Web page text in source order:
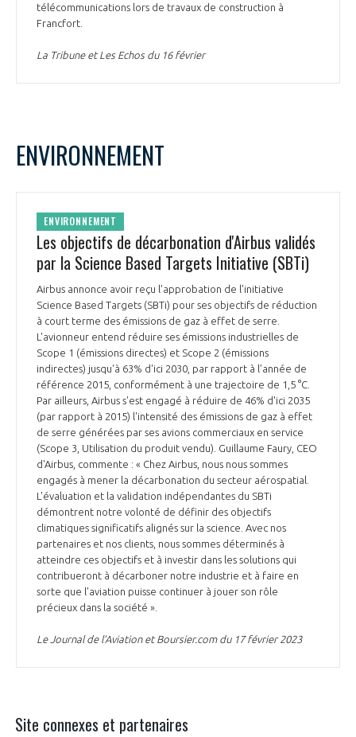
télécommunications lors de travaux de construction à
Francfort.
La Tribune et Les Echos du 16 février
ENVIRONNEMENT
ENVIRONNEMENT
Les objectifs de décarbonation d'Airbus validés
par la Science Based Targets Initiative (SBTi)
Airbus annonce avoir reçu l'approbation de l'initiative
Science Based Targets (SBTi) pour ses objectifs de réduction
à court terme des émissions de gaz à effet de serre.
L'avionneur entend réduire ses émissions industrielles de
Scope 1 (émissions directes) et Scope 2 (émissions
indirectes) jusqu'à 63% d'ici 2030, par rapport à l’année de
référence 2015, conformément à une trajectoire de 1,5 °C.
Par ailleurs, Airbus s'est engagé à réduire de 46% d'ici 2035
(par rapport à 2015) l'intensité des émissions de gaz à effet
de serre générées par ses avions commerciaux en service
(Scope 3, Utilisation du produit vendu). Guillaume Faury, CEO
d'Airbus, commente : « Chez Airbus, nous nous sommes
engagés à mener la décarbonation du secteur aérospatial.
L'évaluation et la validation indépendantes du SBTi
démontrent notre volonté de définir des objectifs
climatiques significatifs alignés sur la science. Avec nos
partenaires et nos clients, nous sommes déterminés à
atteindre ces objectifs et à investir dans les solutions qui
contribueront à décarboner notre industrie et à faire en
sorte que l'aviation puisse continuer à jouer son rôle
précieux dans la société ».
Le Journal de l’Aviation et Boursier.com du 17 février 2023
Site connexes et partenaires